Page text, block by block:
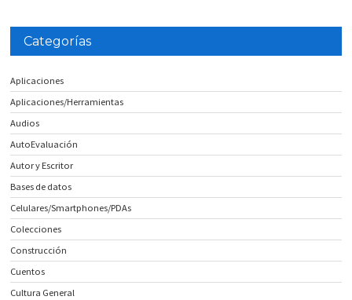
Categorías
Aplicaciones
Aplicaciones/Herramientas
Audios
AutoEvaluación
Autor y Escritor
Bases de datos
Celulares/Smartphones/PDAs
Colecciones
Construcción
Cuentos
Cultura General